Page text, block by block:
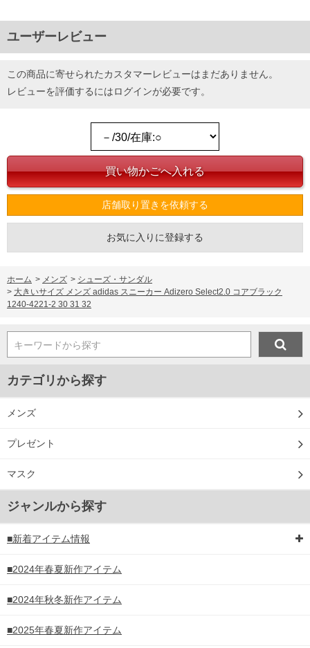
ユーザーレビュー
この商品に寄せられたカスタマーレビューはまだありません。
レビューを評価するにはログインが必要です。
店舗取り置きを依頼する
お気に入りに登録する
ホーム > メンズ > シューズ・サンダル
> 大きいサイズ メンズ adidas スニーカー Adizero Select2.0 コアブラック
1240-4221-2 30 31 32
キーワードから探す
カテゴリから探す
メンズ
プレゼント
マスク
ジャンルから探す
■新着アイテム情報
■2024年春夏新作アイテム
■2024年秋冬新作アイテム
■2025年春夏新作アイテム